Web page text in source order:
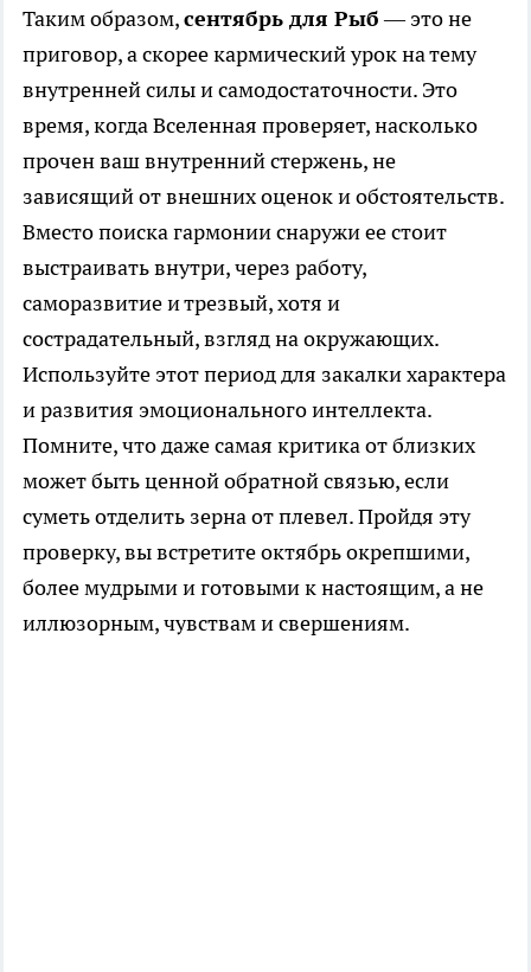
Таким образом,сентябрь для Рыб— это не
приговор, а скорее кармический урок на тему
внутренней силы и самодостаточности. Это
время, когда Вселенная проверяет, насколько
прочен ваш внутренний стержень, не
зависящий от внешних оценок и обстоятельств.
Вместо поиска гармонии снаружи ее стоит
выстраивать внутри, через работу,
саморазвитие и трезвый, хотя и
сострадательный, взгляд на окружающих.
Используйте этот период для закалки характера
и развития эмоционального интеллекта.
Помните, что даже самая критика от близких
может быть ценной обратной связью, если
суметь отделить зерна от плевел. Пройдя эту
проверку, вы встретите октябрь окрепшими,
более мудрыми и готовыми к настоящим, а не
иллюзорным, чувствам и свершениям.